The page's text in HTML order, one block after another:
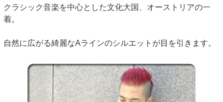
クラシック音楽を中心とした文化大国、オーストリアの一
着。
自然に広がる綺麗なAラインのシルエットが目を引きます。